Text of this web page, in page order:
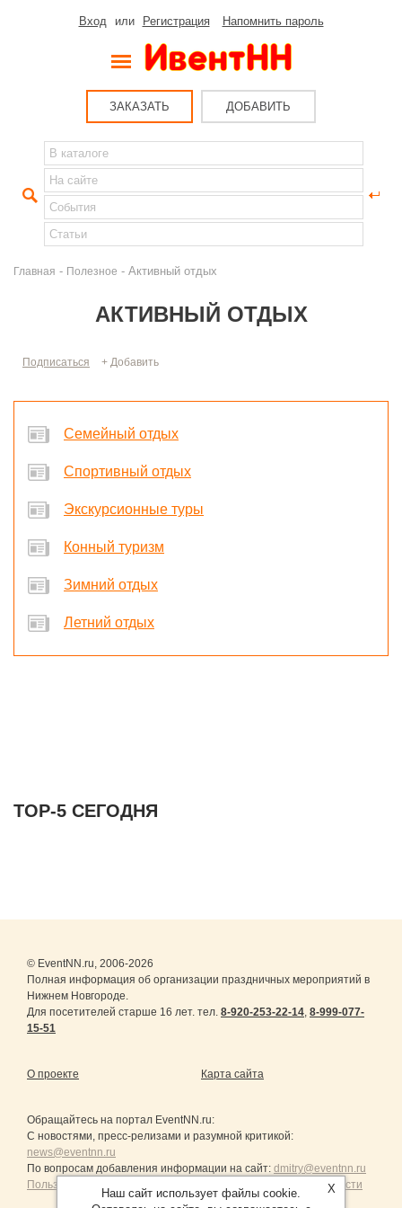
Вход или Регистрация Напомнить пароль
ЗАКАЗАТЬ ДОБАВИТЬ
Главная - Полезное - Активный отдых
АКТИВНЫЙ ОТДЫХ
Подписаться + Добавить
Семейный отдых
Спортивный отдых
Экскурсионные туры
Конный туризм
Зимний отдых
Летний отдых
ТОР-5 СЕГОДНЯ
© EventNN.ru, 2006-2026
Полная информация об организации праздничных мероприятий в
Нижнем Новгороде.
Для посетителей старше 16 лет. тел. 8-920-253-22-14, 8-999-077-
15-51
О проекте Карта сайта
Обращайтесь на портал EventNN.ru:
С новостями, пресс-релизами и разумной критикой:
news@eventnn.ru
По вопросам добавления информации на сайт: dmitry@eventnn.ru
Пользовательское Соглашение и политика конфиденциальности
X
Наш сайт использует файлы cookie.